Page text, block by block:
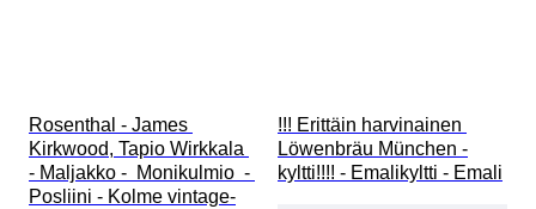
Rosenthal - James
Kirkwood, Tapio Wirkkala
- Maljakko -  Monikulmio  -
Posliini - Kolme vintage-
!!! Erittäin harvinainen
Löwenbräu München -
kyltti!!!! - Emalikyltti - Emali